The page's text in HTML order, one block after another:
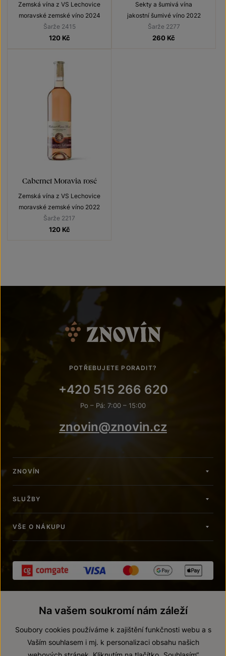
Zemská vína z VS Lechovice
moravské zemské víno 2024
Šarže 2415
120 Kč
Sekty a šumivá vína
jakostní šumivé víno 2022
Šarže 2277
260 Kč
Cabernet Moravia rosé
Zemská vína z VS Lechovice
moravské zemské víno 2022
Šarže 2217
120 Kč
POTŘEBUJETE PORADIT?
+420 515 266 620
Po – Pá: 7:00 – 15:00
znovin@znovin.cz
ZNOVÍN
SLUŽBY
VŠE O NÁKUPU
Na vašem soukromí nám záleží
Soubory cookies používáme k zajištění funkčnosti webu a s
Vaším souhlasem i mj. k personalizaci obsahu našich